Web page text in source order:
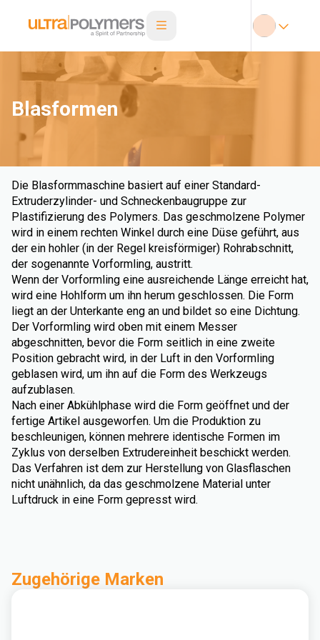
Blasformen
Die Blasformmaschine basiert auf einer Standard-
Extruderzylinder- und Schneckenbaugruppe zur
Plastifizierung des Polymers. Das geschmolzene Polymer
wird in einem rechten Winkel durch eine Düse geführt, aus
der ein hohler (in der Regel kreisförmiger) Rohrabschnitt,
der sogenannte Vorformling, austritt.
Wenn der Vorformling eine ausreichende Länge erreicht hat,
wird eine Hohlform um ihn herum geschlossen. Die Form
liegt an der Unterkante eng an und bildet so eine Dichtung.
Der Vorformling wird oben mit einem Messer
abgeschnitten, bevor die Form seitlich in eine zweite
Position gebracht wird, in der Luft in den Vorformling
geblasen wird, um ihn auf die Form des Werkzeugs
aufzublasen.
Nach einer Abkühlphase wird die Form geöffnet und der
fertige Artikel ausgeworfen. Um die Produktion zu
beschleunigen, können mehrere identische Formen im
Zyklus von derselben Extrudereinheit beschickt werden.
Das Verfahren ist dem zur Herstellung von Glasflaschen
nicht unähnlich, da das geschmolzene Material unter
Luftdruck in eine Form gepresst wird.
Zugehörige Marken